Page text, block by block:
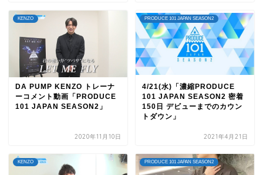
KENZO
DA PUMP KENZO トレーナ
ーコメント動画「PRODUCE
101 JAPAN SEASON2」
2020年11月10日
PRODUCE 101 JAPAN SEASON2
4/21(水)「濃縮PRODUCE
101 JAPAN SEASON2 密着
150日 デビューまでのカウン
トダウン」
2021年4月21日
KENZO PRODUCE 101 JAPAN SEASON2